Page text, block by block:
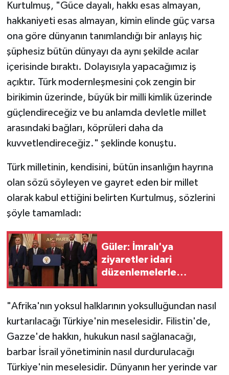
Kurtulmuş, "Güce dayalı, hakkı esas almayan,
hakkaniyeti esas almayan, kimin elinde güç varsa
ona göre dünyanın tanımlandığı bir anlayış hiç
şüphesiz bütün dünyayı da aynı şekilde acılar
içerisinde bıraktı. Dolayısıyla yapacağımız iş
açıktır. Türk modernleşmesini çok zengin bir
birikimin üzerinde, büyük bir milli kimlik üzerinde
güçlendireceğiz ve bu anlamda devletle millet
arasındaki bağları, köprüleri daha da
kuvvetlendireceğiz." şeklinde konuştu.
Türk milletinin, kendisini, bütün insanlığın hayrına
olan sözü söyleyen ve gayret eden bir millet
olarak kabul ettiğini belirten Kurtulmuş, sözlerini
şöyle tamamladı:
Güler: İmralı'ya
ziyaretler idari
düzenlemelerle
"Afrika'nın yoksul halklarının yoksulluğundan nasıl
kurtarılacağı Türkiye'nin meselesidir. Filistin'de,
Gazze'de hakkın, hukukun nasıl sağlanacağı,
barbar İsrail yönetiminin nasıl durdurulacağı
Türkiye'nin meselesidir. Dünyanın her yerinde var